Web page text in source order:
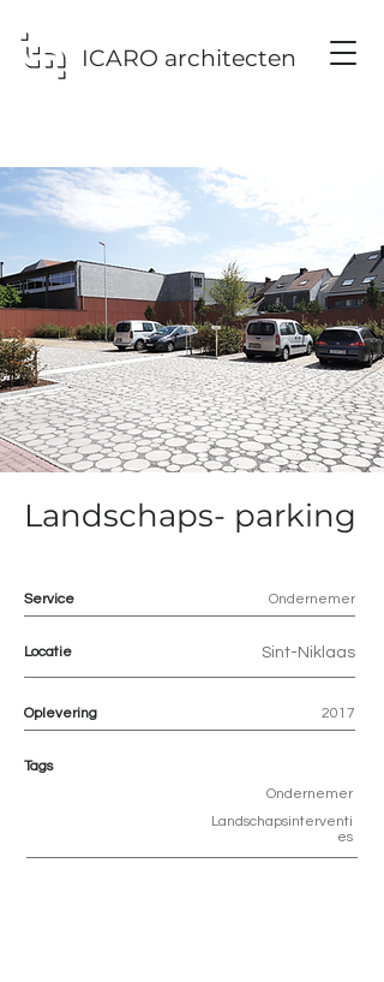
ICARO architecten
Landschaps- parking
Service Ondernemer
Locatie Sint-Niklaas
Oplevering 2017
Tags
Ondernemer
Landschapsinterventi
es